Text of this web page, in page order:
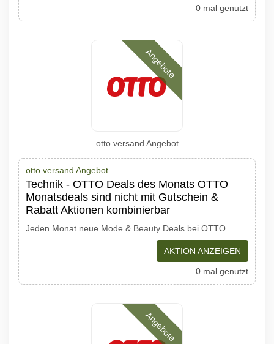
0 mal genutzt
Angebote
otto versand Angebot
otto versand Angebot
Technik - OTTO Deals des Monats OTTO
Monatsdeals sind nicht mit Gutschein &
Rabatt Aktionen kombinierbar
Jeden Monat neue Mode & Beauty Deals bei OTTO
AKTION ANZEIGEN
0 mal genutzt
Angebote